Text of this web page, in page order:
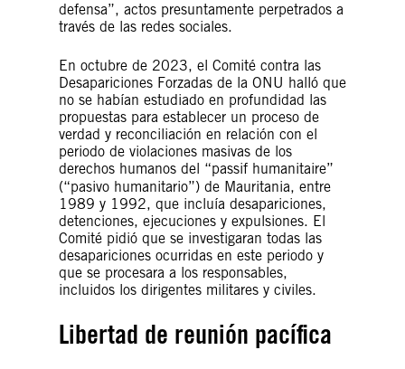
defensa”, actos presuntamente perpetrados a
través de las redes sociales.
En octubre de 2023, el Comité contra las
Desapariciones Forzadas de la ONU halló que
no se habían estudiado en profundidad las
propuestas para establecer un proceso de
verdad y reconciliación en relación con el
periodo de violaciones masivas de los
derechos humanos del “passif humanitaire”
(“pasivo humanitario”) de Mauritania, entre
1989 y 1992, que incluía desapariciones,
detenciones, ejecuciones y expulsiones. El
Comité pidió que se investigaran todas las
desapariciones ocurridas en este periodo y
que se procesara a los responsables,
incluidos los dirigentes militares y civiles.
Libertad de reunión pacífica